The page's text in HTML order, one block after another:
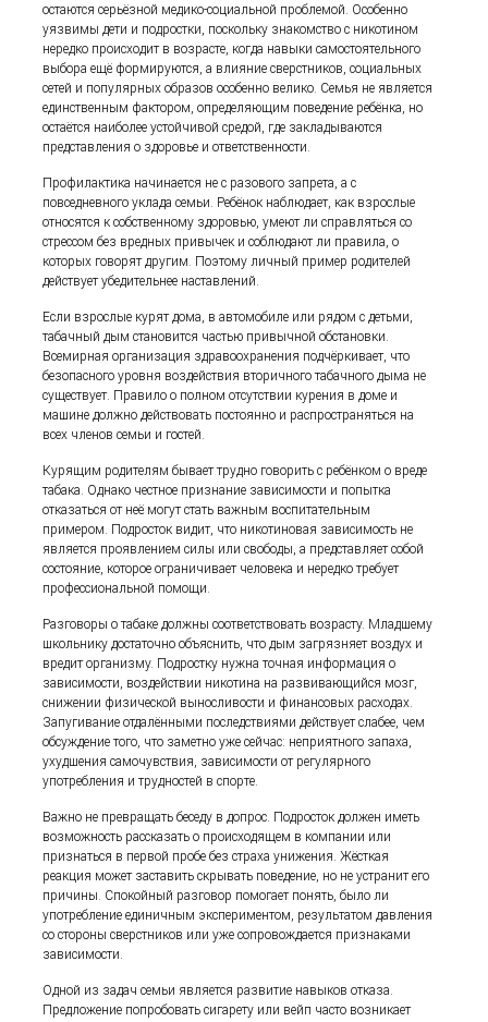
остаются серьёзной медико-социальной проблемой. Особенно
уязвимы дети и подростки, поскольку знакомство с никотином
нередко происходит в возрасте, когда навыки самостоятельного
выбора ещё формируются, а влияние сверстников, социальных
сетей и популярных образов особенно велико. Семья не является
единственным фактором, определяющим поведение ребёнка, но
остаётся наиболее устойчивой средой, где закладываются
представления о здоровье и ответственности.
Профилактика начинается не с разового запрета, а с
повседневного уклада семьи. Ребёнок наблюдает, как взрослые
относятся к собственному здоровью, умеют ли справляться со
стрессом без вредных привычек и соблюдают ли правила, о
которых говорят другим. Поэтому личный пример родителей
действует убедительнее наставлений.
Если взрослые курят дома, в автомобиле или рядом с детьми,
табачный дым становится частью привычной обстановки.
Всемирная организация здравоохранения подчёркивает, что
безопасного уровня воздействия вторичного табачного дыма не
существует. Правило о полном отсутствии курения в доме и
машине должно действовать постоянно и распространяться на
всех членов семьи и гостей.
Курящим родителям бывает трудно говорить с ребёнком о вреде
табака. Однако честное признание зависимости и попытка
отказаться от неё могут стать важным воспитательным
примером. Подросток видит, что никотиновая зависимость не
является проявлением силы или свободы, а представляет собой
состояние, которое ограничивает человека и нередко требует
профессиональной помощи.
Разговоры о табаке должны соответствовать возрасту. Младшему
школьнику достаточно объяснить, что дым загрязняет воздух и
вредит организму. Подростку нужна точная информация о
зависимости, воздействии никотина на развивающийся мозг,
снижении физической выносливости и финансовых расходах.
Запугивание отдалёнными последствиями действует слабее, чем
обсуждение того, что заметно уже сейчас: неприятного запаха,
ухудшения самочувствия, зависимости от регулярного
употребления и трудностей в спорте.
Важно не превращать беседу в допрос. Подросток должен иметь
возможность рассказать о происходящем в компании или
признаться в первой пробе без страха унижения. Жёсткая
реакция может заставить скрывать поведение, но не устранит его
причины. Спокойный разговор помогает понять, было ли
употребление единичным экспериментом, результатом давления
со стороны сверстников или уже сопровождается признаками
зависимости.
Одной из задач семьи является развитие навыков отказа.
Предложение попробовать сигарету или вейп часто возникает